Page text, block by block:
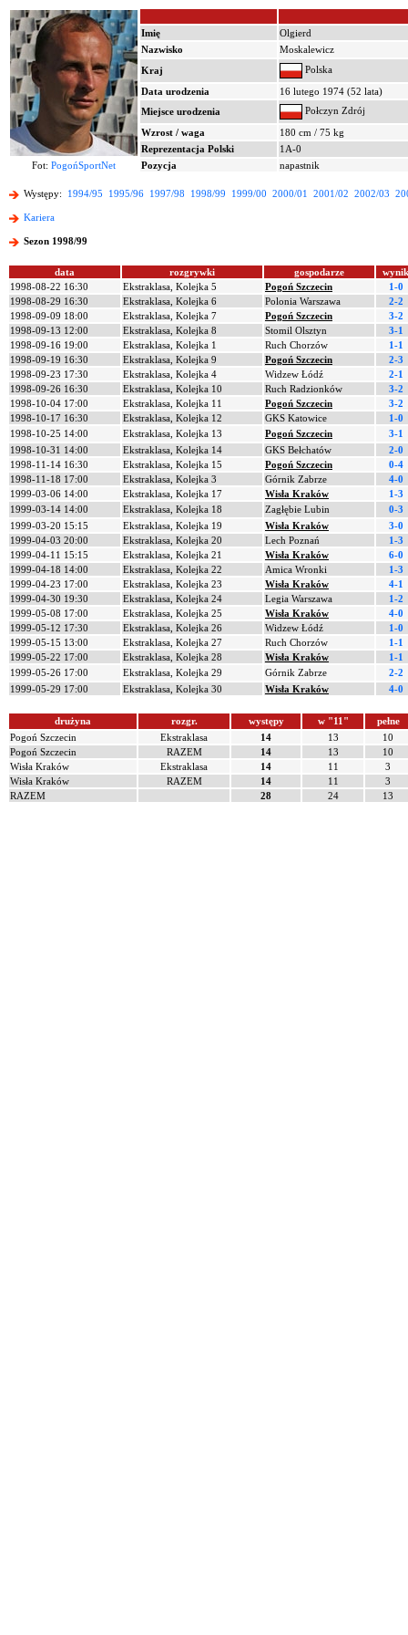
Imię
Olgierd
Nazwisko
Moskalewicz
Kraj
Polska
Data urodzenia
16 lutego 1974 (52 lata)
Miejsce urodzenia
Połczyn Zdrój
Wzrost / waga
180 cm / 75 kg
Reprezentacja Polski
1A-0
Fot: PogońSportNet Pozycja napastnik
Występy: 1994/95 1995/96 1997/98 1998/99 1999/00 2000/01 2001/02 2002/03
Kariera
Sezon 1998/99
data rozgrywki gospodarze
wynik
1998-08-22 16:30
Ekstraklasa, Kolejka 5 Pogoń Szczecin
1-0
1998-08-29 16:30
Ekstraklasa, Kolejka 6 Polonia Warszawa
2-2
1998-09-09 18:00
Ekstraklasa, Kolejka 7 Pogoń Szczecin
3-2
1998-09-13 12:00
Ekstraklasa, Kolejka 8 Stomil Olsztyn
3-1
1998-09-16 19:00
Ekstraklasa, Kolejka 1 Ruch Chorzów
1-1
1998-09-19 16:30
Ekstraklasa, Kolejka 9 Pogoń Szczecin
2-3
1998-09-23 17:30
Ekstraklasa, Kolejka 4 Widzew Łódź
2-1
1998-09-26 16:30
Ekstraklasa, Kolejka 10 Ruch Radzionków
3-2
1998-10-04 17:00
Ekstraklasa, Kolejka 11 Pogoń Szczecin
3-2
1998-10-17 16:30
Ekstraklasa, Kolejka 12 GKS Katowice
1-0
1998-10-25 14:00
Ekstraklasa, Kolejka 13 Pogoń Szczecin
3-1
1998-10-31 14:00
Ekstraklasa, Kolejka 14 GKS Bełchatów
2-0
1998-11-14 16:30
Ekstraklasa, Kolejka 15 Pogoń Szczecin
0-4
1998-11-18 17:00
Ekstraklasa, Kolejka 3 Górnik Zabrze
4-0
1999-03-06 14:00
Ekstraklasa, Kolejka 17 Wisła Kraków
1-3
1999-03-14 14:00
Ekstraklasa, Kolejka 18 Zagłębie Lubin
0-3
1999-03-20 15:15
Ekstraklasa, Kolejka 19 Wisła Kraków
3-0
1999-04-03 20:00
Ekstraklasa, Kolejka 20 Lech Poznań
1-3
1999-04-11 15:15
Ekstraklasa, Kolejka 21 Wisła Kraków
6-0
1999-04-18 14:00
Ekstraklasa, Kolejka 22 Amica Wronki
1-3
1999-04-23 17:00
Ekstraklasa, Kolejka 23 Wisła Kraków
4-1
1999-04-30 19:30
Ekstraklasa, Kolejka 24 Legia Warszawa
1-2
1999-05-08 17:00
Ekstraklasa, Kolejka 25 Wisła Kraków
4-0
1999-05-12 17:30
Ekstraklasa, Kolejka 26 Widzew Łódź
1-0
1999-05-15 13:00
Ekstraklasa, Kolejka 27 Ruch Chorzów
1-1
1999-05-22 17:00
Ekstraklasa, Kolejka 28 Wisła Kraków
1-1
1999-05-26 17:00
Ekstraklasa, Kolejka 29 Górnik Zabrze
2-2
1999-05-29 17:00
Ekstraklasa, Kolejka 30 Wisła Kraków 4-0
drużyna rozgr. występy w "11"
pełne
Pogoń Szczecin
Ekstraklasa 14 13
10
Pogoń Szczecin
RAZEM 14 13
10
Wisła Kraków
Ekstraklasa 14 11
3
Wisła Kraków
RAZEM 14 11
3
RAZEM
28 24 13